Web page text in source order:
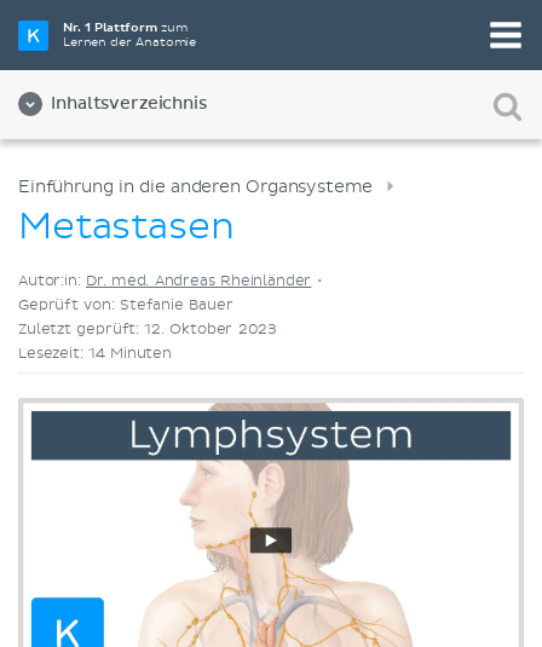
Nr. 1 Plattformzum
Lernen der Anatomie
Inhaltsverzeichnis
Wähle die beste Lernmethode für dich
Videos
Einführung in die anderen Organsysteme
Metastasen
Autor:in: Dr. med. Andreas Rheinländer •
Geprüft von: Stefanie Bauer
Zuletzt geprüft: 12. Oktober 2023
Lesezeit: 14 Minuten